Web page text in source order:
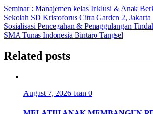
Seminar : Manajemen kelas Inklusi & Anak
Sekolah SD Kristoforus Citra Garden 2, Jakarta
Sosialisasi Pencegahan & Penaggulangan
SMA Tunas Indonesia Bintaro Tangsel
Related posts
August 7, 2026 bian 0